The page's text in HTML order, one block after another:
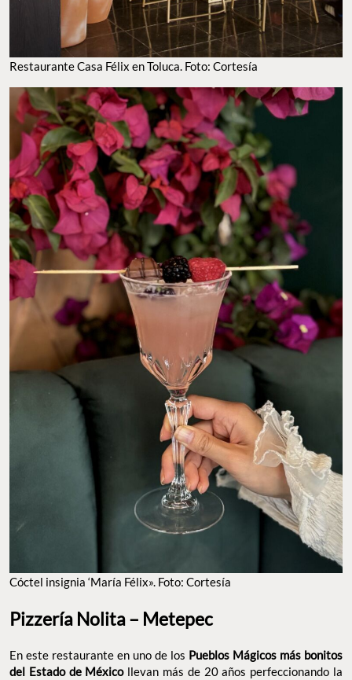
Restaurante Casa Félix en Toluca. Foto: Cortesía
Cóctel insignia ‘María Félix». Foto: Cortesía
Pizzería Nolita – Metepec
En este restaurante en uno de los Pueblos Mágicos más bonitos
del Estado de Méxicollevan más de 20 años perfeccionando la